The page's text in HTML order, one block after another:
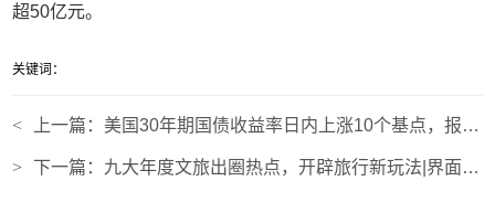
超50亿元。
关键词：
< 上一篇： 美国30年期国债收益率日内上涨10个基点，报4.988%|界面新闻 · 快讯
> 下一篇： 九大年度文旅出圈热点，开辟旅行新玩法|界面新闻 · 旅行